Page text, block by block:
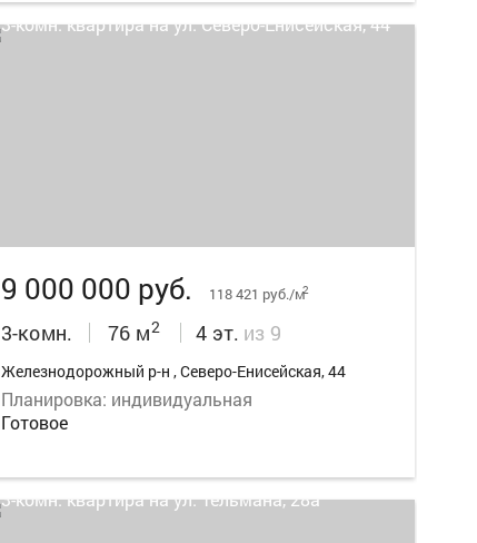
9 000 000 руб. 118 421 руб./м2
3-комн. 76 м2 4 эт. из 9
Железнодорожный р-н , Северо-Енисейская, 44
Планировка: индивидуальная
Готовое